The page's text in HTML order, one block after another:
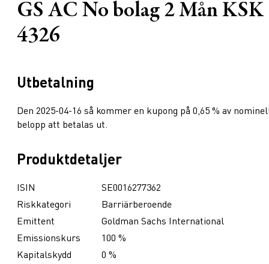
GS AC No bolag 2 Mån KSK
4326
Utbetalning
Den 2025-04-16 så kommer en kupong på 0,65 % av
belopp att betalas ut.
Produktdetaljer
ISIN
SE0016277362
Riskkategori
Barriärberoende
Emittent
Goldman Sachs International
Emissionskurs
100 %
Kapitalskydd
0 %